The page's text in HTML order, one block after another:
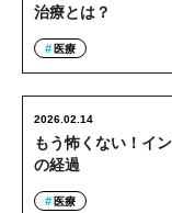
治療とは？
医療
もう怖くない！イ
の経過
2026.02.14
医療